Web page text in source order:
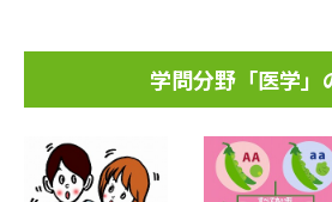
学問分野「医学」